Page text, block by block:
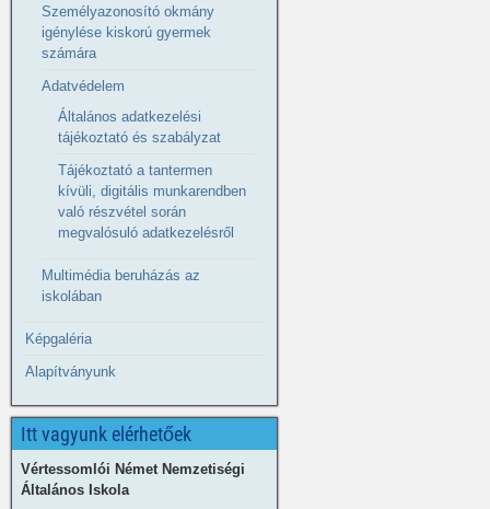
Személyazonosító okmány
igénylése kiskorú gyermek
számára
Adatvédelem
Általános adatkezelési
tájékoztató és szabályzat
Tájékoztató a tantermen
kívüli, digitális munkarendben
való részvétel során
megvalósuló adatkezelésről
Multimédia beruházás az
iskolában
Képgaléria
Alapítványunk
Itt vagyunk elérhetőek
Vértessomlói Német Nemzetiségi
Általános Iskola